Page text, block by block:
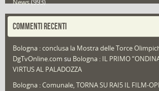
News(993)
Portfolio(1)
Redazioni(1.049)
Speciali (22)
Sport
COMMENTI RECENTI
Bologna : conclusa la Mostra delle Torce
DgTvOnline.com su Bologna : IL PRIMO
VIRTUS AL PALADOZZA
Bologna : Comunale, TORNA SU RAI5 IL FILM-